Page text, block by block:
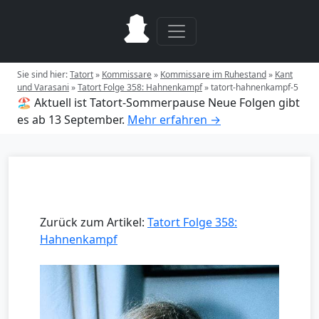
Sie sind hier:Tatort» Kommissare» Kommissare im Ruhestand» Kant
und Varasani »Tatort Folge 358: Hahnenkampf»tatort-hahnenkampf-5
🏖️ Aktuell ist Tatort-Sommerpause Neue Folgen gibt
es ab 13 September. Mehr erfahren →
Zurück zum Artikel: Tatort Folge 358:
Hahnenkampf